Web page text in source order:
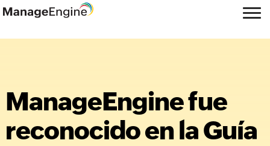
ManageEngine fue
reconocido en la Guía